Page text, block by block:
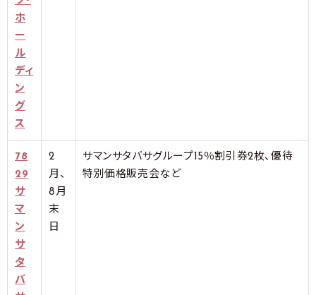
ホ
ー
ル
ディ
ン
グ
ス
78
29
サ
マ
ン
サ
タ
バ
2
月、
8月
末
日
サマンサタバサグループ15％割引券2枚、優待
特別価格販売会など